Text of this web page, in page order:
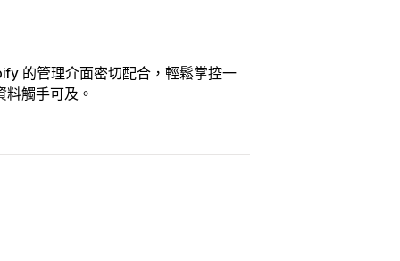
的管理介面密切配合，輕鬆掌控一
料觸手可及。